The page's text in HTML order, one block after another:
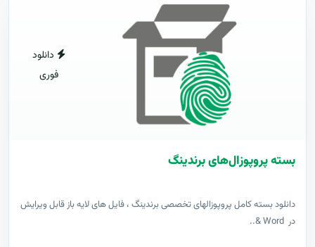
دانلود
فوری
بسته پروپوزال‌های برندینگ
دانلود بسته کامل پروپوزالهای تخصصی برندینگ ، فایل های لایه باز قابل ویرایش
در Word &..